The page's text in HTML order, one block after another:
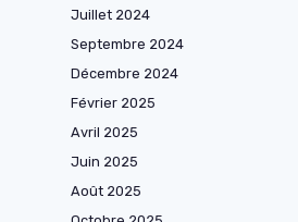
Juillet 2024
Septembre 2024
Décembre 2024
Février 2025
Avril 2025
Juin 2025
Août 2025